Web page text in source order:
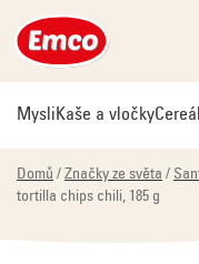
na
obsah
MysliKaše a vločky
Domů / Značky ze světa /
tortilla chips chili, 185 g